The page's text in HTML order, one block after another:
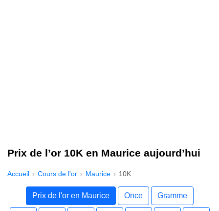
Prix de l’or 10K en Maurice aujourd’hui
Accueil Cours de l'or Maurice 10K
Prix de l'or en Maurice Once Gramme